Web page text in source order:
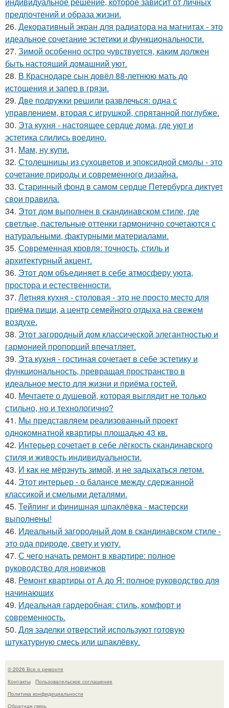
предпочтений и образа жизни.
26. Декоративный экран для радиатора на магнитах - это
идеальное сочетание эстетики и функциональности.
27. Зимой особенно остро чувствуется, каким должен
быть настоящий домашний уют.
28. В Краснодаре сын довёл 88-летнюю мать до
истощения и запер в грязи.
29. Две подружки решили развлечься: одна с
управлением, вторая с игрушкой, спрятанной поглубже.
30. Эта кухня - настоящее сердце дома, где уют и
эстетика слились воедино.
31. Мам, ну купи.
32. Столешницы из сухоцветов и эпоксидной смолы - это
сочетание природы и современного дизайна.
33. Старинный фонд в самом сердце Петербурга диктует
свои правила.
34. Этот дом выполнен в скандинавском стиле, где
светлые, пастельные оттенки гармонично сочетаются с
натуральными, фактурными материалами.
35. Современная кровля: точность, стиль и
архитектурный акцент.
36. Этот дом объединяет в себе атмосферу уюта,
простора и естественности.
37. Летняя кухня - столовая - это не просто место для
приёма пищи, а центр семейного отдыха на свежем
воздухе.
38. Этот загородный дом классической элегантностью и
гармонией пропорций впечатляет.
39. Эта кухня - гостиная сочетает в себе эстетику и
функциональность, превращая пространство в
идеальное место для жизни и приёма гостей.
40. Мечтаете о душевой, которая выглядит не только
стильно, но и технологично?
41. Мы представляем реализованный проект
однокомнатной квартиры площадью 43 кв.
42. Интерьер сочетает в себе лёгкость скандинавского
стиля и живость индивидуальности.
43. И как не мёрзнуть зимой, и не задыхаться летом.
44. Этот интерьер - о балансе между сдержанной
классикой и смелыми деталями.
45. Тейпинг и финишная шпаклёвка - мастерски
выполнены!
46. Идеальный загородный дом в скандинавском стиле -
это ода природе, свету и уюту.
47. С чего начать ремонт в квартире: полное
руководство для новичков
48. Ремонт квартиры от А до Я: полное руководство для
начинающих
49. Идеальная гардеробная: стиль, комфорт и
современность.
50. Для заделки отверстий используют готовую
штукатурную смесь или шпаклёвку.
© 2026 Все о ремонте
Контакты
Пользовательское соглашение
Политика конфидециальности
Обратная связь